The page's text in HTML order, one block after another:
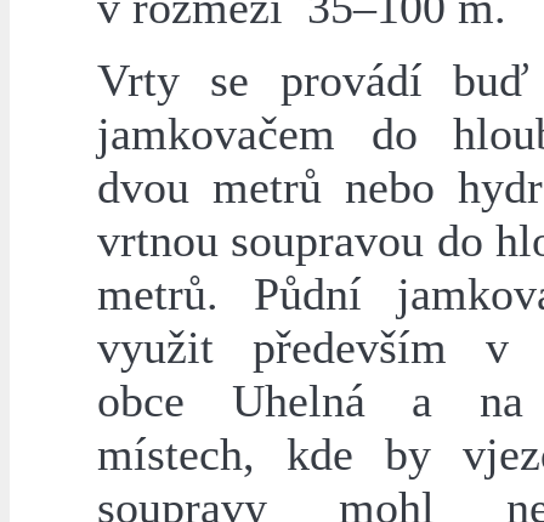
Vrty se provádí buď
jamkovačem do
dvou metrů nebo
vrtnou soupravou do
metrů. Půdní
využit především v
obce Uhelná a na
místech, kde by
soupravy mohl